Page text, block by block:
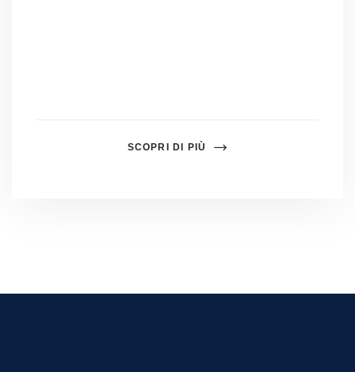
SCOPRI DI PIÙ